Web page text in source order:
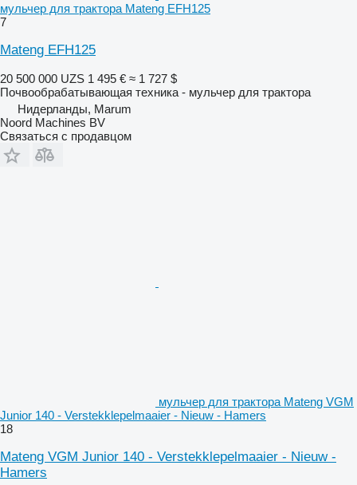
мульчер для трактора Mateng EFH125
7
Mateng EFH125
20 500 000 UZS 1 495 € ≈ 1 727 $
Почвообрабатывающая техника - мульчер для трактора
Нидерланды, Marum
Noord Machines BV
Связаться с продавцом
мульчер для трактора Mateng VGM
Junior 140 - Verstekklepelmaaier - Nieuw - Hamers
18
Mateng VGM Junior 140 - Verstekklepelmaaier - Nieuw -
Hamers